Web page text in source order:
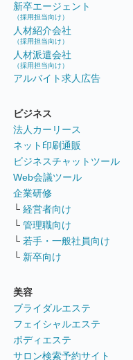
新卒エージェント
（採用担当向け）
人材紹介会社
（採用担当向け）
人材派遣会社
（採用担当向け）
アルバイト求人広告
ビジネス
法人カーリース
ネット印刷通販
ビジネスチャットツール
Web会議ツール
企業研修
└ 経営者向け
└ 管理職向け
└ 若手・一般社員向け
└ 新卒向け
美容
ブライダルエステ
フェイシャルエステ
ボディエステ
サロン検索予約サイト